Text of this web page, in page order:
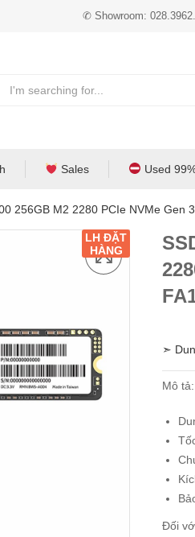
✆ Showroom:
Sales Used
256GB M2 2280 PCIe NVMe Gen
LH ĐẶT
HÀNG
➣
Mô tả:
Đối